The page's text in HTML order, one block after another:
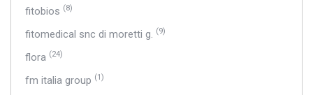
fitobios (8)
fitomedical snc di moretti g. (9)
flora (24)
fm italia group (1)